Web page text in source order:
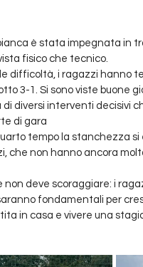
è stata impegnata in
fisico che tecnico.
difficoltà, i ragazzi hanno
3-1. Si sono viste buone
diversi interventi decisivi
di gara
tempo la stanchezza
che non hanno ancora
non deve scoraggiare: i
fondamentali per
in casa e vivere una